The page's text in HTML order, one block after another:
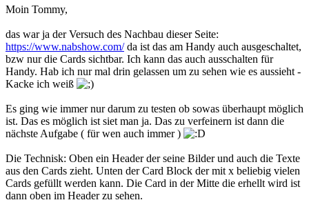
Moin Tommy,
das war ja der Versuch des Nachbau dieser Seite:
https://www.nabshow.com/da ist das am Handy auch ausgeschaltet,
bzw nur die Cards sichtbar. Ich kann das auch ausschalten für
Handy. Hab ich nur mal drin gelassen um zu sehen wie es aussieht -
Kacke ich weiß
Es ging wie immer nur darum zu testen ob sowas überhaupt möglich
ist. Das es möglich ist siet man ja. Das zu verfeinern ist dann die
nächste Aufgabe ( für wen auch immer )
Die Technisk: Oben ein Header der seine Bilder und auch die Texte
aus den Cards zieht. Unten der Card Block der mit x beliebig vielen
Cards gefüllt werden kann. Die Card in der Mitte die erhellt wird ist
dann oben im Header zu sehen.